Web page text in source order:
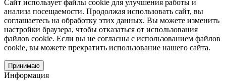
Сайт использует файлы cookie для улучшения работы и
анализа посещаемости. Продолжая использовать сайт, вы
соглашаетесь на обработку этих данных. Вы можете изменить
настройки браузера, чтобы отказаться от использования
файлов cookie. Если вы не согласны с использованием файлов
cookie, вы можете прекратить использование нашего сайта.
Принимаю
Информация